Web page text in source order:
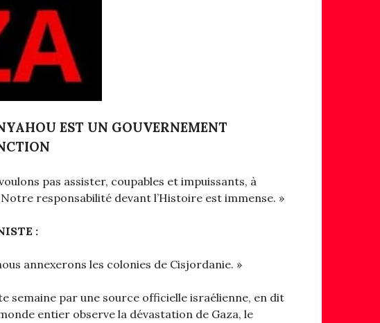
EST UN GOUVERNEMENT
pas assister, coupables et impuissants, à
responsabilité devant l’Histoire est immense. »
:
annexerons les colonies de Cisjordanie. »
semaine par une source officielle israélienne, en dit
entier observe la dévastation de Gaza, le